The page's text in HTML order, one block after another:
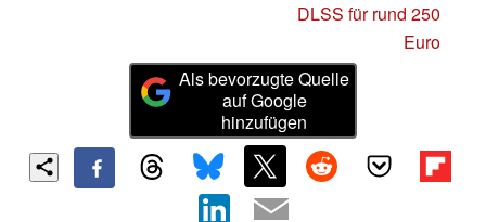
DLSS für rund 250
Euro
Als bevorzugte Quelle
auf Google
hinzufügen